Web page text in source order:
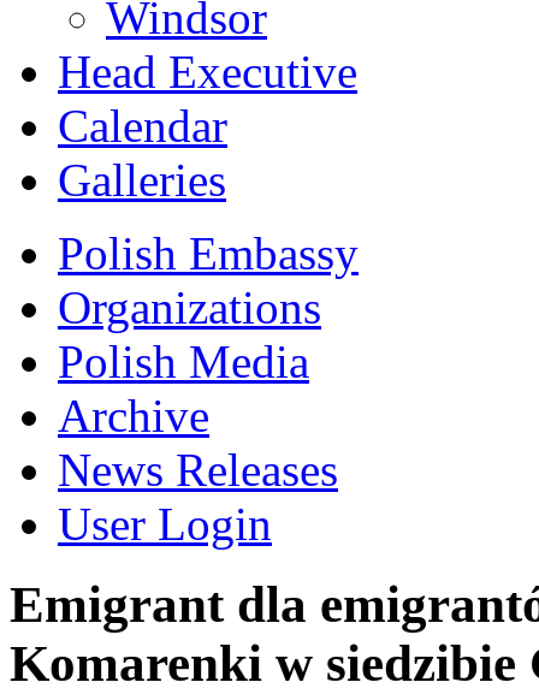
Windsor
Head Executive
Calendar
Galleries
Polish Embassy
Organizations
Polish Media
Archive
News Releases
User Login
Emigrant dla
Komarenki w